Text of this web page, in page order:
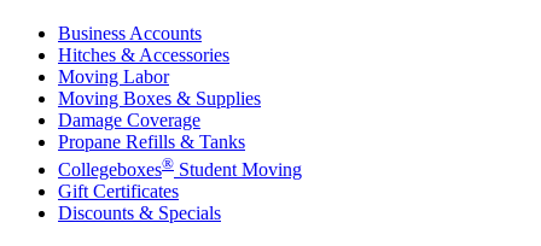
Business Accounts
Hitches & Accessories
Moving Labor
Moving Boxes & Supplies
Damage Coverage
Propane Refills & Tanks
Collegeboxes® Student Moving
Gift Certificates
Discounts & Specials